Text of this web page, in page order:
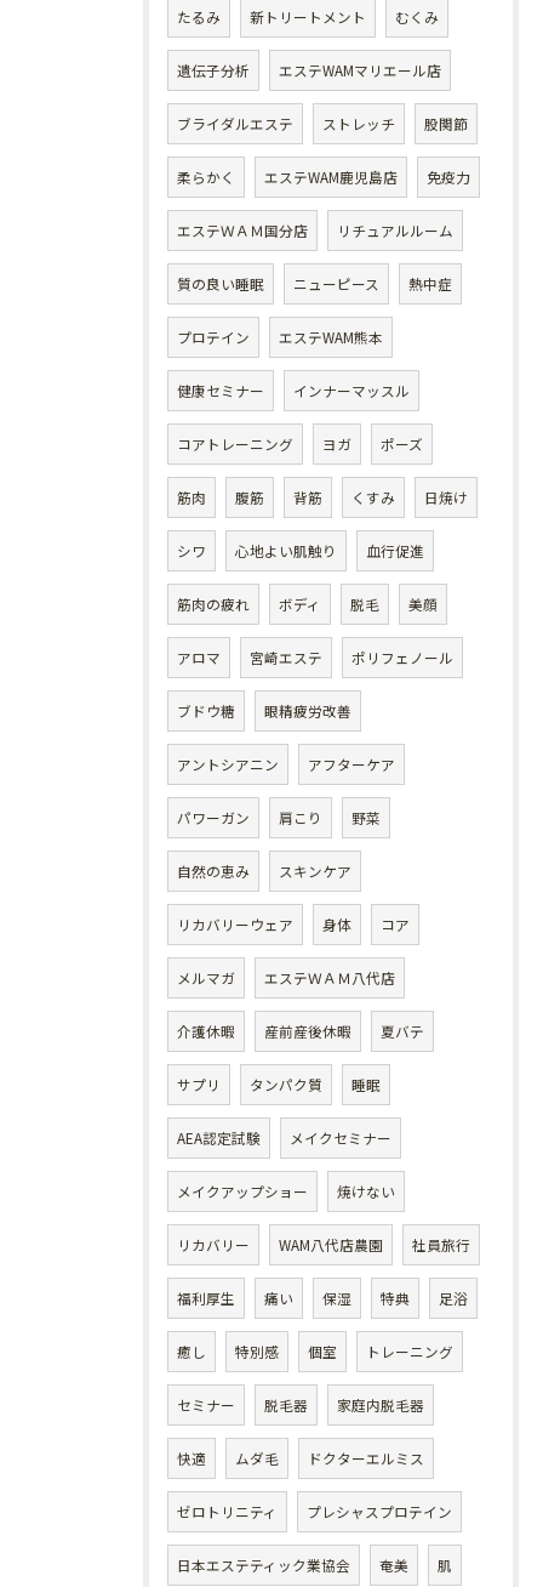
たるみ 新トリートメント むくみ
遺伝子分析 エステWAMマリエール店
ブライダルエステ ストレッチ 股関節
柔らかく エステWAM鹿児島店 免疫力
エステＷＡＭ国分店 リチュアルルーム
質の良い睡眠 ニューピース 熱中症
プロテイン エステWAM熊本
健康セミナー インナーマッスル
コアトレーニング ヨガ ポーズ
筋肉 腹筋 背筋 くすみ 日焼け
シワ 心地よい肌触り 血行促進
筋肉の疲れ ボディ 脱毛 美顔
アロマ 宮崎エステ ポリフェノール
ブドウ糖 眼精疲労改善
アントシアニン アフターケア
パワーガン 肩こり 野菜
自然の恵み スキンケア
リカバリーウェア 身体 コア
メルマガ エステＷＡＭ八代店
介護休暇 産前産後休暇 夏バテ
サプリ タンパク質 睡眠
AEA認定試験 メイクセミナー
メイクアップショー 焼けない
リカバリー WAM八代店農園 社員旅行
福利厚生 痛い 保湿 特典 足浴
癒し 特別感 個室 トレーニング
セミナー 脱毛器 家庭内脱毛器
快適 ムダ毛 ドクターエルミス
ゼロトリニティ プレシャスプロテイン
日本エステティック業協会 奄美 肌